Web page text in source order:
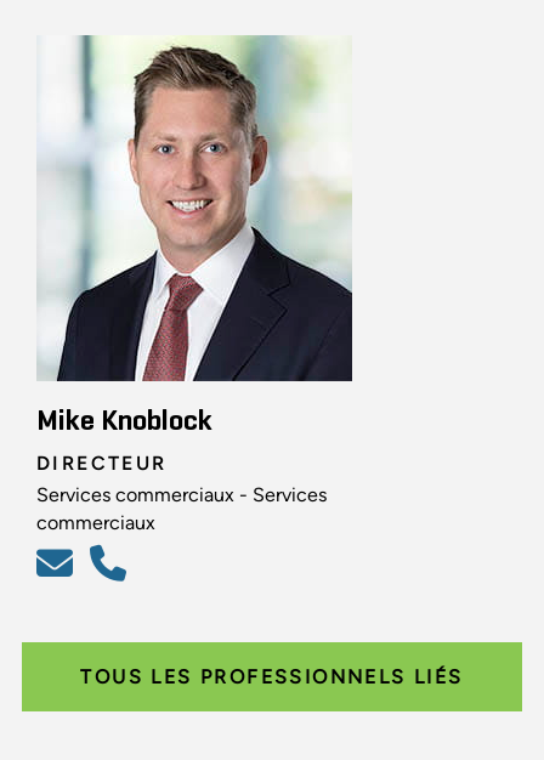
Mike Knoblock
DIRECTEUR
Services commerciaux - Services
commerciaux
TOUS LES PROFESSIONNELS LIÉS